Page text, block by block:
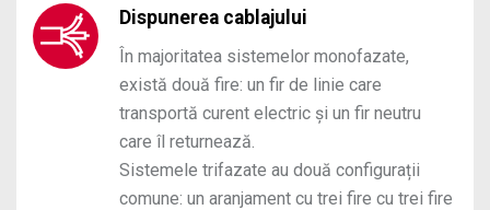
Dispunerea cablajului
În majoritatea sistemelor monofazate,
există două fire: un fir de linie care
transportă curent electric și un fir neutru
care îl returnează.
Sistemele trifazate au două configurații
comune: un aranjament cu trei fire cu trei fire